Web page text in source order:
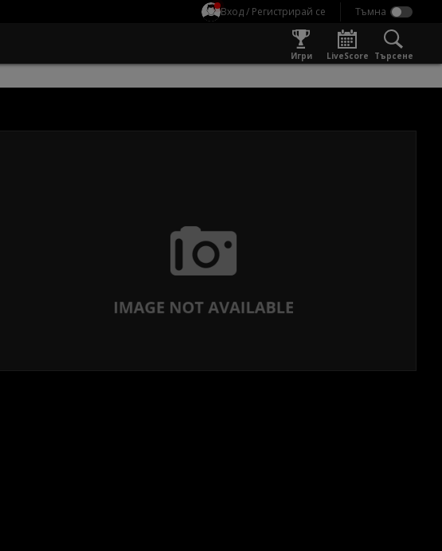
Вход / Регистрирай се
Игри LiveScore Търсене